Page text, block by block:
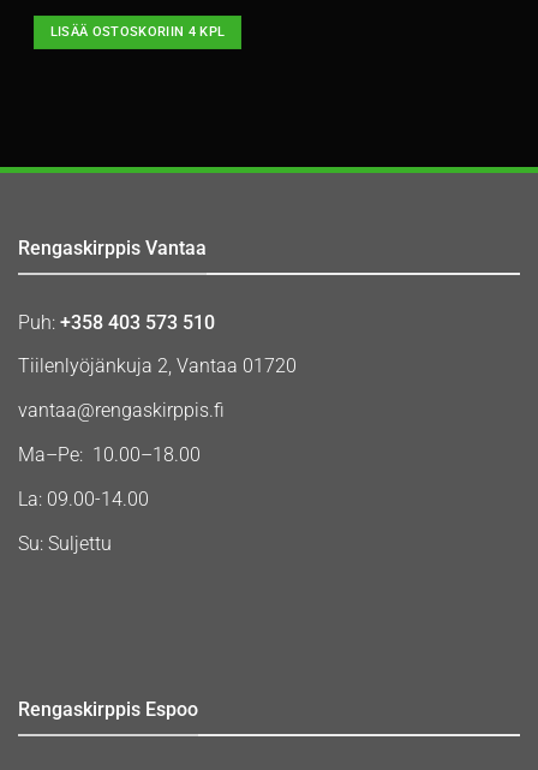
LISÄÄ OSTOSKORIIN 4 KPL
Rengaskirppis Vantaa
Puh: +358 403 573 510
Tiilenlyöjänkuja 2, Vantaa 01720
vantaa@rengaskirppis.fi
Ma–Pe: 10.00–18.00
La: 09.00-14.00
Su: Suljettu
Rengaskirppis Espoo